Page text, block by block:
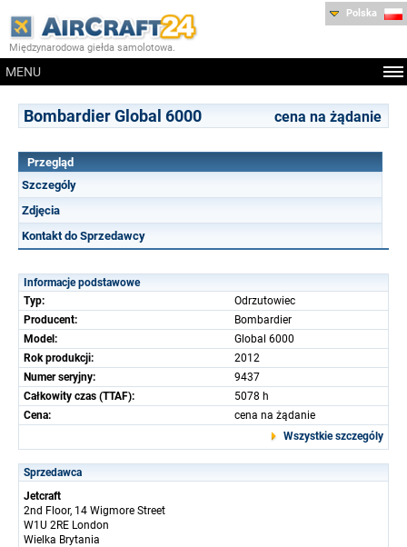
Międzynarodowa giełda samolotowa.
MENU
Polska
Bombardier Global 6000 cena na żądanie
Przegląd
Szczególy
Zdjęcia
Kontakt do Sprzedawcy
Informacje podstawowe
Typ:
Odrzutowiec
Producent:
Bombardier
Model:
Global 6000
Rok produkcji:
2012
Numer seryjny:
9437
Całkowity czas (TTAF):
5078 h
Cena:
cena na żądanie
Wszystkie szczególy
Sprzedawca
Jetcraft
2nd Floor, 14 Wigmore Street
W1U 2RE London
Wielka Brytania